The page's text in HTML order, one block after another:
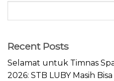
Recent Posts
Selamat untuk Timnas
2026: STB LUBY Masih